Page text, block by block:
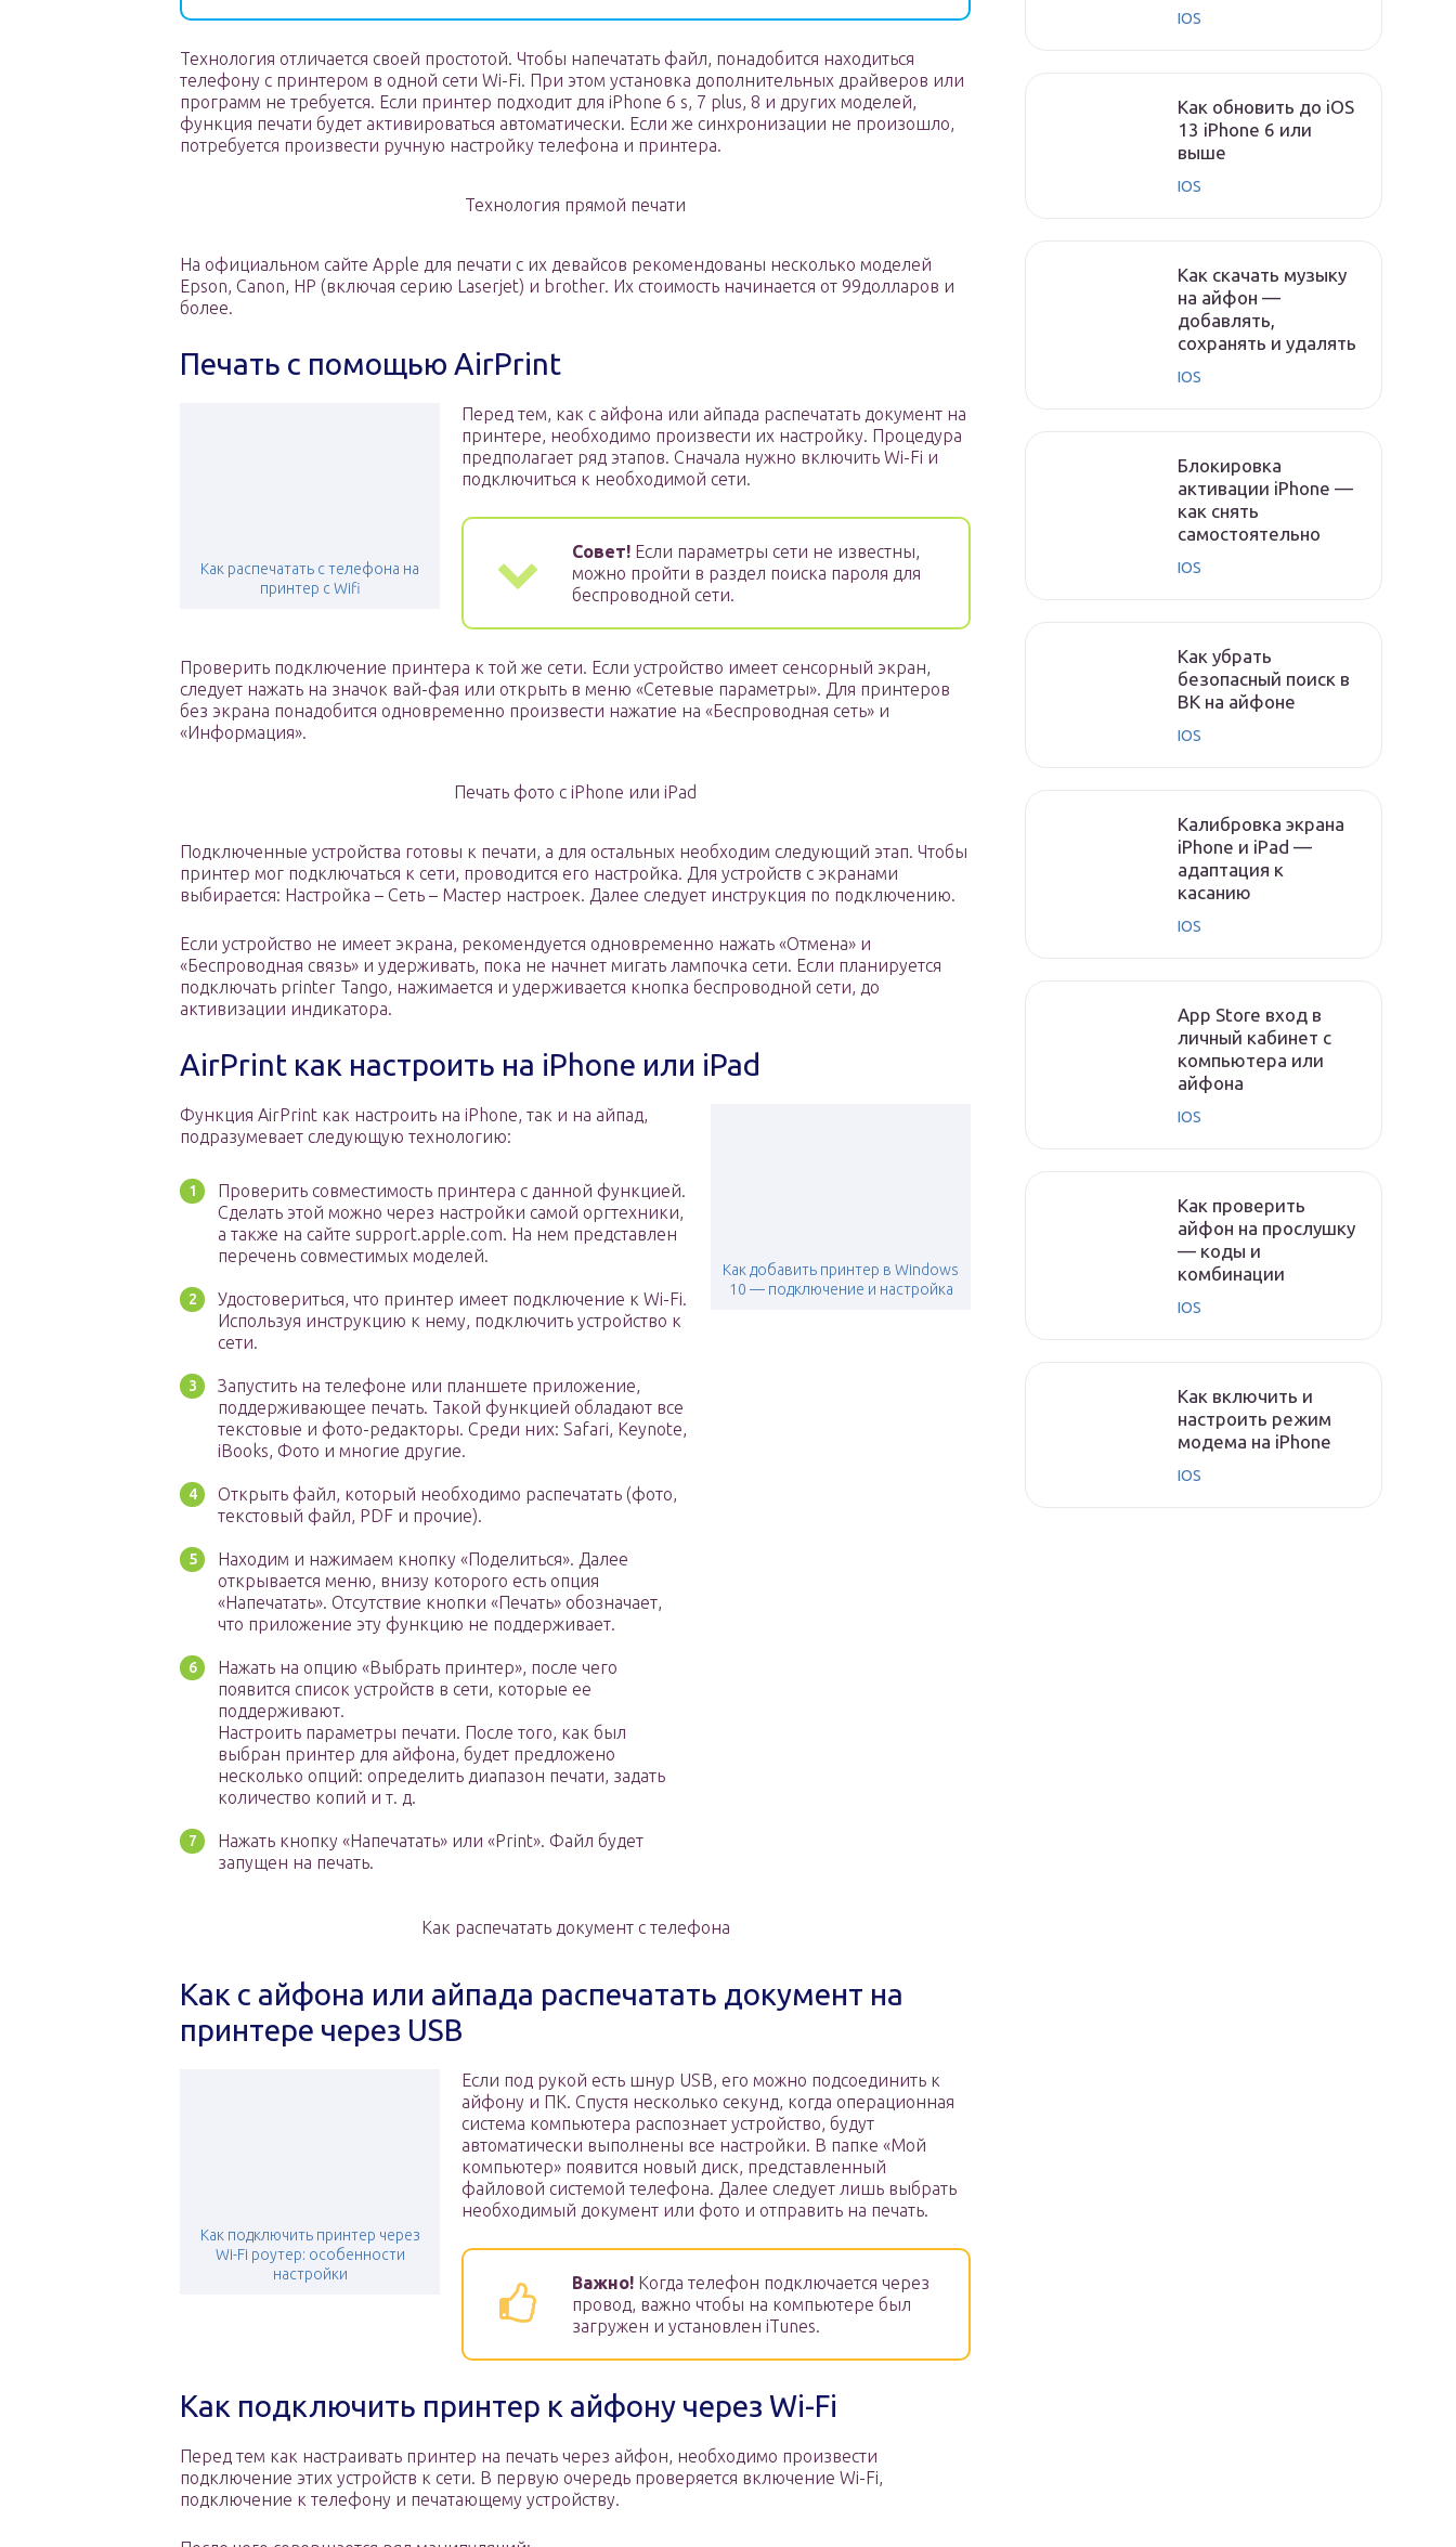
Технология отличается своей простотой. Чтобы напечатать файл, понадобится находиться
телефону с принтером в одной сети Wi-Fi. При этом установка дополнительных драйверов или
программ не требуется. Если принтер подходит для iPhone 6 s, 7 plus, 8 и других моделей,
функция печати будет активироваться автоматически. Если же синхронизации не произошло,
потребуется произвести ручную настройку телефона и принтера.
Технология прямой печати
На официальном сайте Apple для печати с их девайсов рекомендованы несколько моделей
Epson, Canon, HP (включая серию Laserjet) и brother. Их стоимость начинается от 99долларов и
более.
Печать с помощью AirPrint
Как распечатать с телефона на
принтер с Wifi
Перед тем, как с айфона или айпада распечатать документ на
принтере, необходимо произвести их настройку. Процедура
предполагает ряд этапов. Сначала нужно включить Wi-Fi и
подключиться к необходимой сети.
Совет! Если параметры сети не известны,
можно пройти в раздел поиска пароля для
беспроводной сети.
Проверить подключение принтера к той же сети. Если устройство имеет сенсорный экран,
следует нажать на значок вай-фая или открыть в меню «Сетевые параметры». Для принтеров
без экрана понадобится одновременно произвести нажатие на «Беспроводная сеть» и
«Информация».
Печать фото с iPhone или iPad
Подключенные устройства готовы к печати, а для остальных необходим следующий этап. Чтобы
принтер мог подключаться к сети, проводится его настройка. Для устройств с экранами
выбирается: Настройка – Сеть – Мастер настроек. Далее следует инструкция по подключению.
Если устройство не имеет экрана, рекомендуется одновременно нажать «Отмена» и
«Беспроводная связь» и удерживать, пока не начнет мигать лампочка сети. Если планируется
подключать printer Tango, нажимается и удерживается кнопка беспроводной сети, до
активизации индикатора.
AirPrint как настроить на iPhone или iPad
Как добавить принтер в Windows
10 — подключение и настройка
Функция AirPrint как настроить на iPhone, так и на айпад,
подразумевает следующую технологию:
Проверить совместимость принтера с данной функцией.
Сделать этой можно через настройки самой оргтехники,
а также на сайте support.apple.com. На нем представлен
перечень совместимых моделей.
Удостовериться, что принтер имеет подключение к Wi-Fi.
Используя инструкцию к нему, подключить устройство к
сети.
Запустить на телефоне или планшете приложение,
поддерживающее печать. Такой функцией обладают все
текстовые и фото-редакторы. Среди них: Safari, Keynote,
iBooks, Фото и многие другие.
Открыть файл, который необходимо распечатать (фото,
текстовый файл, PDF и прочие).
Находим и нажимаем кнопку «Поделиться». Далее
открывается меню, внизу которого есть опция
«Напечатать». Отсутствие кнопки «Печать» обозначает,
что приложение эту функцию не поддерживает.
Нажать на опцию «Выбрать принтер», после чего
появится список устройств в сети, которые ее
поддерживают.
Настроить параметры печати. После того, как был
выбран принтер для айфона, будет предложено
несколько опций: определить диапазон печати, задать
количество копий и т. д.
Нажать кнопку «Напечатать» или «Print». Файл будет
запущен на печать.
Как распечатать документ с телефона
Как с айфона или айпада распечатать документ на
принтере через USB
Как подключить принтер через
Wi-Fi роутер: особенности
настройки
Если под рукой есть шнур USB, его можно подсоединить к
айфону и ПК. Спустя несколько секунд, когда операционная
система компьютера распознает устройство, будут
автоматически выполнены все настройки. В папке «Мой
компьютер» появится новый диск, представленный
файловой системой телефона. Далее следует лишь выбрать
необходимый документ или фото и отправить на печать.
Важно! Когда телефон подключается через
провод, важно чтобы на компьютере был
загружен и установлен iTunes.
Как подключить принтер к айфону через Wi-Fi
Перед тем как настраивать принтер на печать через айфон, необходимо произвести
подключение этих устройств к сети. В первую очередь проверяется включение Wi-Fi,
подключение к телефону и печатающему устройству.
IOS
Как обновить до iOS
13 iPhone 6 или
выше
IOS
Как скачать музыку
на айфон —
добавлять,
сохранять и удалять
IOS
Блокировка
активации iPhone —
как снять
самостоятельно
IOS
Как убрать
безопасный поиск в
ВК на айфоне
IOS
Калибровка экрана
iPhone и iPad —
адаптация к
касанию
IOS
App Store вход в
личный кабинет с
компьютера или
айфона
IOS
Как проверить
айфон на прослушку
— коды и
комбинации
IOS
Как включить и
настроить режим
модема на iPhone
IOS